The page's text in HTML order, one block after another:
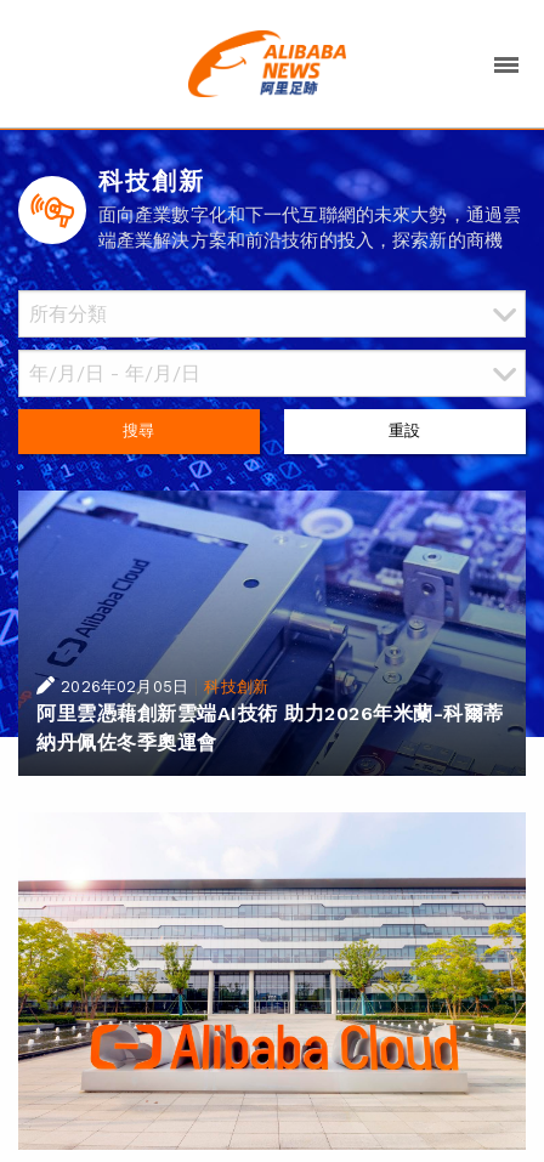
科技創新
面向產業數字化和下一代互聯網的未來大勢，通過雲
端產業解決方案和前沿技術的投入，探索新的商機
搜尋 重設
2026年02月05日 |科技創新
阿里雲憑藉創新雲端AI技術 助力2026年米蘭-科爾蒂
納丹佩佐冬季奧運會